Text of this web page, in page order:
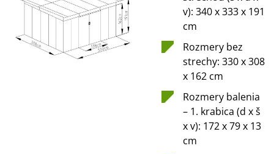
v): 340 x 333 x 191
cm
Rozmery bez
strechy: 330 x 308
x 162 cm
Rozmery balenia
– 1. krabica (d x š
x v): 172 x 79 x 13
cm